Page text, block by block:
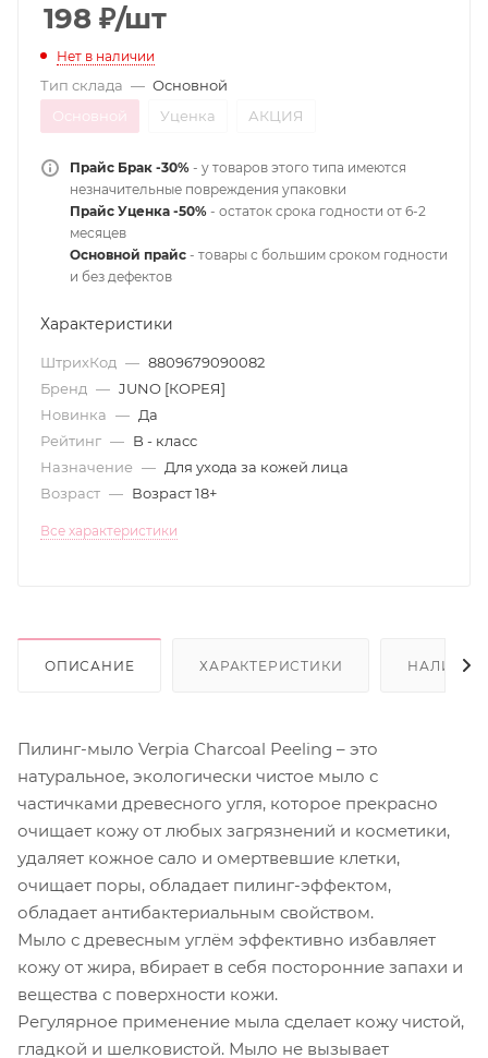
198 ₽/шт
Нет в наличии
Тип склада — Основной
Основной
Уценка АКЦИЯ
Прайс Брак -30% - у товаров этого типа имеются
незначительные повреждения упаковки
Прайс Уценка -50% - остаток срока годности от 6-2
месяцев
Основной прайс - товары с большим сроком годности
и без дефектов
Характеристики
ШтрихКод — 8809679090082
Бренд — JUNO [КОРЕЯ]
Новинка — Да
Рейтинг — B - класс
Назначение — Для ухода за кожей лица
Возраст — Возраст 18+
Все характеристики
ОПИСАНИЕ ХАРАКТЕРИСТИКИ НАЛИЧИЕ
Пилинг-мыло Verpia Charcoal Peeling – это
натуральное, экологически чистое мыло с
частичками древесного угля, которое прекрасно
очищает кожу от любых загрязнений и косметики,
удаляет кожное сало и омертвевшие клетки,
очищает поры, обладает пилинг-эффектом,
обладает антибактериальным свойством.
Мыло с древесным углём эффективно избавляет
кожу от жира, вбирает в себя посторонние запахи и
вещества с поверхности кожи.
Регулярное применение мыла сделает кожу чистой,
гладкой и шелковистой. Мыло не вызывает